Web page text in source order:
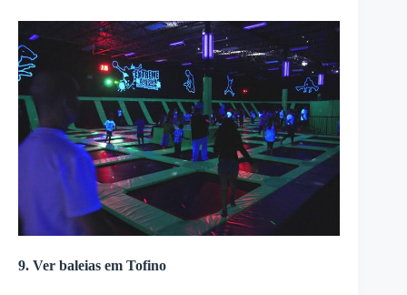
9. Ver baleias em Tofino